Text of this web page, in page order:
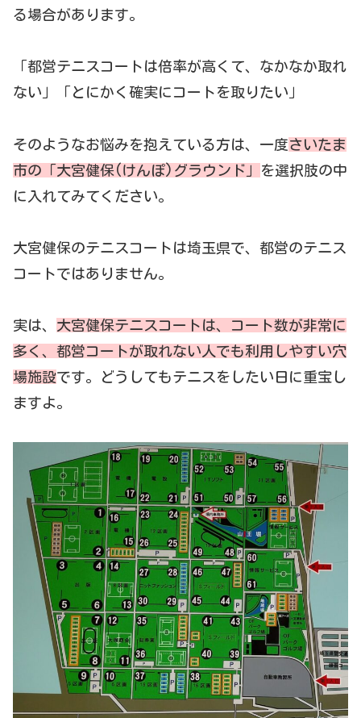
る場合があります。
「都営テニスコートは倍率が高くて、なかなか取れ
ない」「とにかく確実にコートを取りたい」
そのようなお悩みを抱えている方は、一度さいたま
市の「大宮健保(けんぽ)グラウンド」
を選択肢の中
に入れてみてください。
大宮健保のテニスコートは埼玉県で、都営のテニス
コートではありません。
実は、 大宮健保テニスコートは、コート数が非常に
多く、都営コートが取れない人でも利用しやすい穴
場施設です。どうしてもテニスをしたい日に重宝し
ますよ。